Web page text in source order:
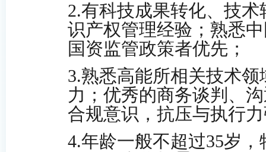
2.有科技成果转化、技
识产权管理经验；熟悉
国资监管政策者优先；
3.熟悉高能所相关技术
力；优秀的商务谈判、
合规意识，抗压与执行
4.年龄一般不超过35岁